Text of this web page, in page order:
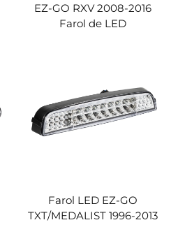
EZ-GO RXV 2008-2016
Farol de LED
Farol LED EZ-GO
TXT/MEDALIST 1996-2013